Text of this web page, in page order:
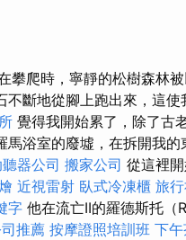
攀爬時，寧靜的松樹森林
不斷地從腳上跑出來，這使
覺得我開始累了，除了古
馬浴室的廢墟，在拆開我
聽器公司 搬家公司 從這裡
近視雷射 臥式冷凍櫃 旅
字 他在流亡II的羅德斯托
推薦 按摩證照培訓班 下